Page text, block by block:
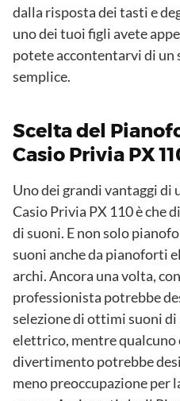
dalla risposta dei tasti e
uno dei tuoi figli avete
potete accontentarvi di un
semplice.
Scelta del
Casio Privia PX
Uno dei grandi vantaggi
Casio Privia PX 110 è che
di suoni. E non solo
suoni anche da pianoforti
archi. Ancora una volta,
professionista potrebbe
selezione di ottimi suoni di
elettrico, mentre qualcuno
divertimento potrebbe
meno preoccupazione per